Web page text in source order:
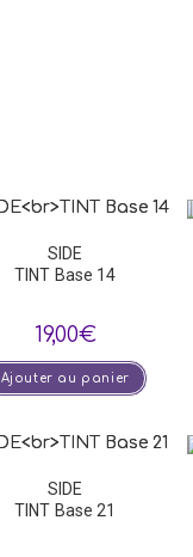
SIDE
TINT Base 14
19,00€
Ajouter au panier
SIDE
TINT Base 21